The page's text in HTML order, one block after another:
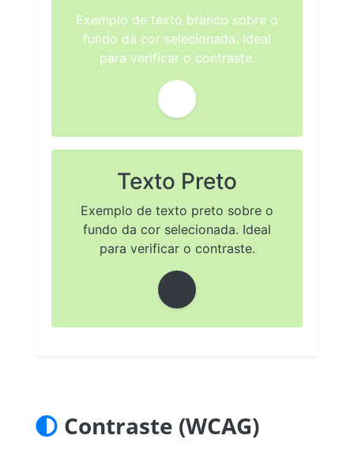
Exemplo de texto branco sobre o
fundo da cor selecionada. Ideal
para verificar o contraste.
Texto Preto
Exemplo de texto preto sobre o
fundo da cor selecionada. Ideal
para verificar o contraste.
Contraste (WCAG)